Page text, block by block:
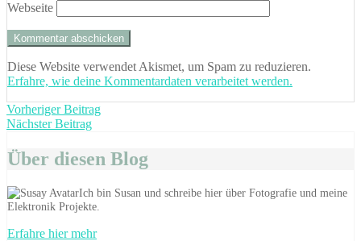
Webseite
Diese Website verwendet Akismet, um Spam zu reduzieren.
Erfahre, wie deine Kommentardaten verarbeitet werden.
Beitragsnavigation
Vorheriger BeitragVorheriger
Nächster BeitragNächster
Über diesen Blog
Ich bin Susan und schreibe hier über Fotografie und meine
Elektronik Projekte.
Erfahre hier mehr